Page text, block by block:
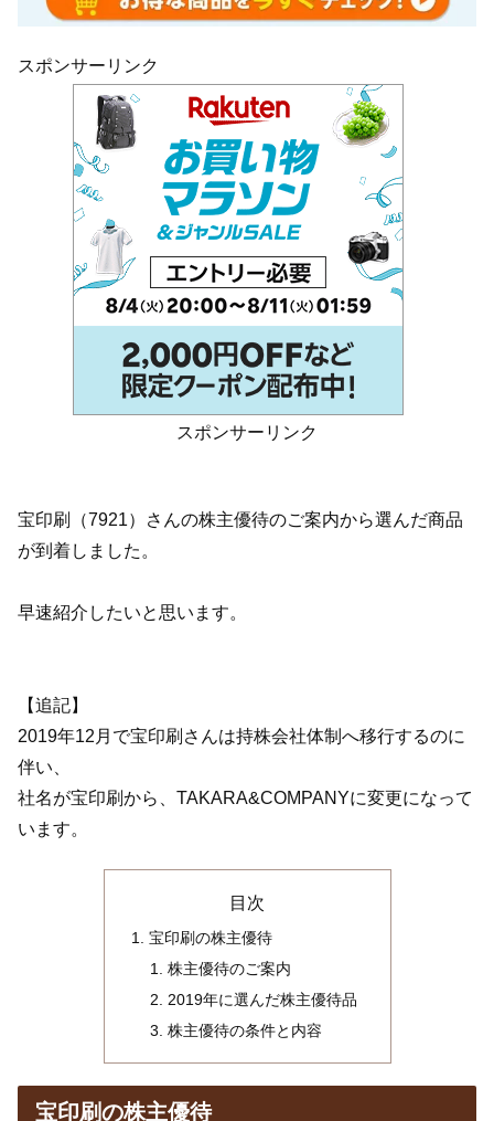
スポンサーリンク
スポンサーリンク
宝印刷（7921）さんの株主優待のご案内から選んだ商品
が到着しました。
早速紹介したいと思います。
【追記】
2019年12月で宝印刷さんは持株会社体制へ移行するのに
伴い、
社名が宝印刷から、TAKARA&COMPANYに変更になって
います。
目次
宝印刷の株主優待
株主優待のご案内
2019年に選んだ株主優待品
株主優待の条件と内容
宝印刷の株主優待